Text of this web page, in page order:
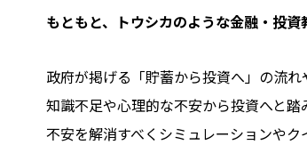
――もともと、トウシカのような金融・投
政府が掲げる「貯蓄から投資へ」の流
知識不足や心理的な不安から投資へと
不安を解消すべくシミュレーションや